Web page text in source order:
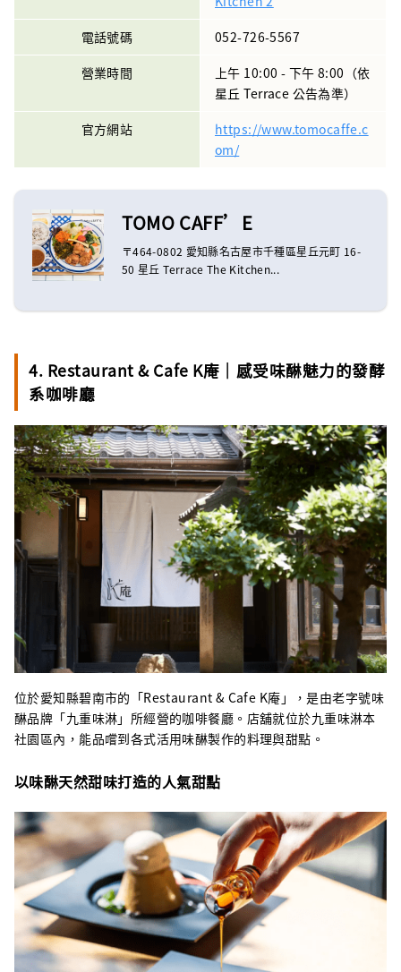
電話號碼
052-726-5567
營業時間
上午 10:00 - 下午 8:00（依
星丘 Terrace 公告為準）
官方網站
https://www.tomocaffe.c
om/
TOMO CAFF’E
〒464-0802 愛知縣名古屋市千種區星丘元町 16-
50 星丘 Terrace The Kitchen...
4. Restaurant & Cafe K庵｜感受味醂魅力的發酵
系咖啡廳
位於愛知縣碧南市的「Restaurant & Cafe K庵」，是由老字號味
醂品牌「九重味淋」所經營的咖啡餐廳。店舖就位於九重味淋本
社園區內，能品嚐到各式活用味醂製作的料理與甜點。
以味醂天然甜味打造的人氣甜點